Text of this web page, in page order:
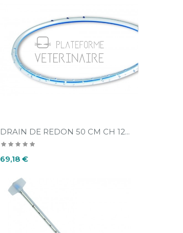
DRAIN DE REDON 50 CM CH 12...
Prix
69,18 €